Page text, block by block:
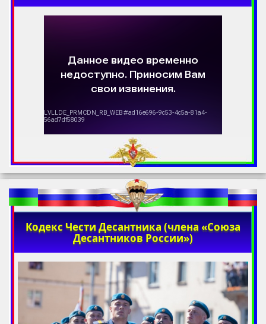
Кодекс Чести Десантника (члена «Союза
Десантников России»)